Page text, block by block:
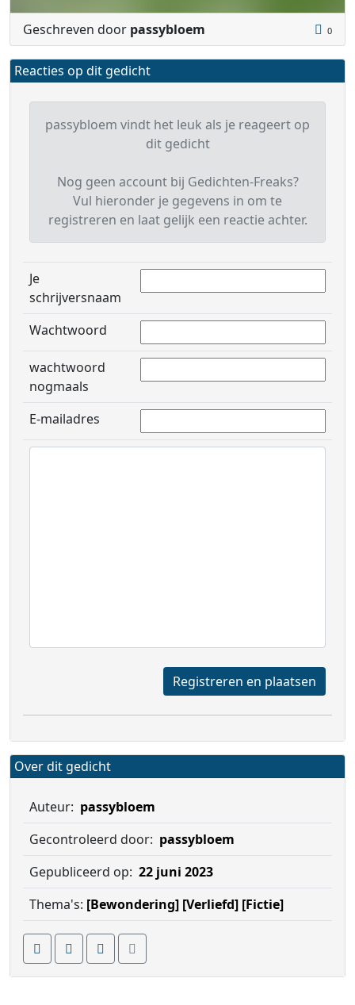
Geschreven door passybloem 0
Reacties op dit gedicht
passybloem vindt het leuk als je reageert op
dit gedicht
Nog geen account bij Gedichten-Freaks?
Vul hieronder je gegevens in om te
registreren en laat gelijk een reactie achter.
Je
schrijversnaam
Wachtwoord
wachtwoord
nogmaals
E-mailadres
Registreren en plaatsen
Over dit gedicht
Auteur: passybloem
Gecontroleerd door: passybloem
Gepubliceerd op: 22 juni 2023
Thema's: [Bewondering] [Verliefd] [Fictie]